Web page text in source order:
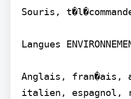
Souris,
Langues
Anglais, fran�ais,
italien, espagnol,